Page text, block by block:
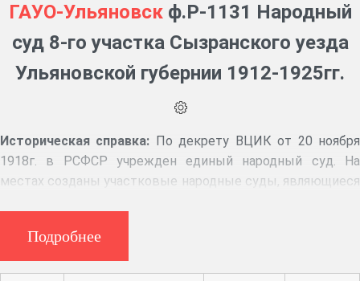
ГАУО-Ульяновскф.Р-1131 Народный
суд 8-го участка Сызранского уезда
Ульяновской губернии 1912-1925гг.
Историческая справка: По декрету ВЦИК от 20 ноября
1918г. в РСФСР учрежден единый народный суд. На
местах созданы участковые народные суды, являющиеся
суду стали подсудны все гражданские и уголовные дела
за исключением контрреволюционных деяний, саботажа,
Подробнее